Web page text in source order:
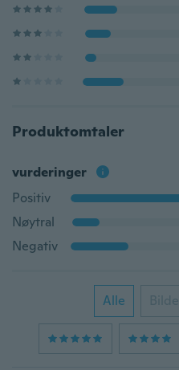
Produktomtaler
vurderinger
Positiv
Nøytral
Negativ
Alle Bilde